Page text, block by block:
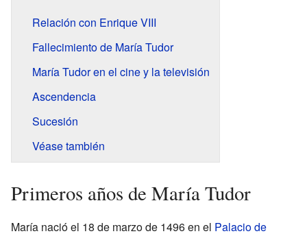
Relación con Enrique VIII
Fallecimiento de María Tudor
María Tudor en el cine y la televisión
Ascendencia
Sucesión
Véase también
Primeros años de María Tudor
María nació el 18 de marzo de 1496 en el Palacio de